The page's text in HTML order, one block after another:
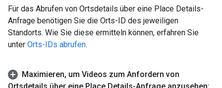
Für das Abrufen von Ortsdetails über eine Place Details-
Anfrage benötigen Sie die Orts-ID des jeweiligen
Standorts. Wie Sie diese ermitteln können, erfahren Sie
unter Orts-IDs abrufen.
Maximieren, um Videos zum Anfordern von
Ortsdetails über eine Place Details-Anfrage anzusehen: